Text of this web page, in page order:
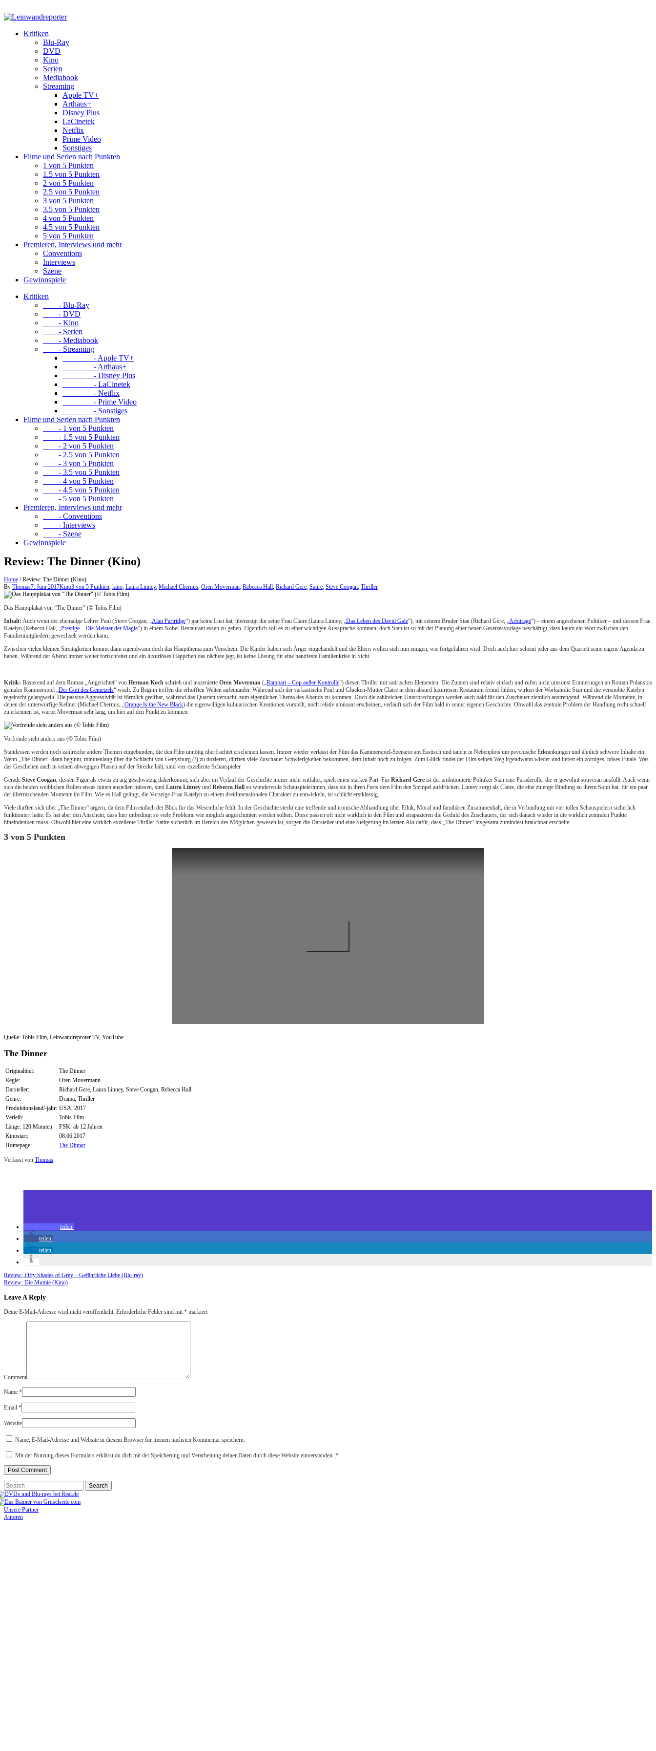
Kritiken
Blu-Ray
DVD
Kino
Serien
Mediabook
Streaming
Apple TV+
Arthaus+
Disney Plus
LaCinetek
Netflix
Prime Video
Sonstiges
Filme und Serien nach Punkten
1 von 5 Punkten
1.5 von 5 Punkten
2 von 5 Punkten
2.5 von 5 Punkten
3 von 5 Punkten
3.5 von 5 Punkten
4 von 5 Punkten
4.5 von 5 Punkten
5 von 5 Punkten
Premieren, Interviews und mehr
Conventions
Interviews
Szene
Gewinnspiele
Kritiken
- Blu-Ray
- DVD
- Kino
- Serien
- Mediabook
- Streaming
- Apple TV+
- Arthaus+
- Disney Plus
- LaCinetek
- Netflix
- Prime Video
- Sonstiges
Filme und Serien nach Punkten
- 1 von 5 Punkten
- 1.5 von 5 Punkten
- 2 von 5 Punkten
- 2.5 von 5 Punkten
- 3 von 5 Punkten
- 3.5 von 5 Punkten
- 4 von 5 Punkten
- 4.5 von 5 Punkten
- 5 von 5 Punkten
Premieren, Interviews und mehr
- Conventions
- Interviews
- Szene
Gewinnspiele
Review: The Dinner (Kino)
Home /Review: The Dinner (Kino)
By Thomas7. Juni 2017Kino3 von 5 Punkten, kino, Laura Linney, Michael Chernus, Oren Moverman, Rebecca Hall, Richard Gere, Satire, Steve Coogan, Thriller
Das Hauptplakat von “The Dinner” (© Tobis Film)
Inhalt: Auch wenn der ehemalige Lehrer Paul (Steve Coogan, „Alan Partridge“) gar keine Lust hat, überzeugt ihn seine Frau Claire (Laura Linney, „Das Leben des David Gale“), mit seinem Bruder Stan (Richard Gere, „Arbitrage“) – einem angesehenen Politiker – und dessen Frau
Katelyn (Rebecca Hall, „Prestige – Die Meister der Magie“) in einem Nobel-Restaurant essen zu gehen. Eigentlich soll es zu einer wichtigen Aussprache kommen, doch Stan ist so mit der Planung einer neuen Gesetzesvorlage beschäftigt, dass kaum ein Wort zwischen den
Familienmitgliedern gewechselt werden kann.
Zwischen vielen kleinen Streitigkeiten kommt dann irgendwann doch das Hauptthema zum Vorschein: Die Kinder haben sich Ärger eingehandelt und die Eltern wollen sich nun einigen, wie fortgefahren wird. Doch auch hier scheint jeder aus dem Quartett seine eigene Agenda zu
haben. Während der Abend immer weiter fortschreitet und ein luxuriöses Häppchen das nächste jagt, ist keine Lösung für eine handfeste Familienkrise in Sicht.
Kritik: Basierend auf dem Roman „Angerichtet“ von Herman Koch schrieb und inszenierte Oren Moverman („Rampart – Cop außer Kontrolle“) diesen Thriller mit satirischen Elementen. Die Zutaten sind relativ einfach und rufen nicht umsonst Erinnerungen an Roman Polanskis
geniales Kammerspiel „Der Gott des Gemetzels“ wach. Zu Beginn treffen die erhofften Welten aufeinander. Während sich der sarkastische Paul und Glucken-Mutter Claire in dem absurd luxuriösen Restaurant fremd fühlen, wirken der Workaholic Stan und die versnobte Katelyn
regelrecht gelangweilt. Die passive Aggressivität ist förmlich greifbar, während das Quartett versucht, zum eigentlichen Thema des Abends zu kommen. Doch die zahlreichen Unterbrechungen werden auch bald für den Zuschauer ziemlich anstrengend. Während die Momente, in
denen der unterwürfige Kellner (Michael Chernus, „Orange Is the New Black) die eigenwilligen kulinarischen Kreationen vorstellt, noch relativ amüsant erscheinen, verläuft sich der Film bald in seiner eigenen Geschichte. Obwohl das zentrale Problem der Handlung recht schnell
zu erkennen ist, wartet Moverman sehr lang, um hier auf den Punkt zu kommen.
Vorfreude sieht anders aus (© Tobis Film)
Stattdessen werden noch zahlreiche andere Themen eingebunden, die den Film unnötig überfrachtet erscheinen lassen. Immer wieder verlässt der Film das Kammerspiel-Szenario am Esstisch und taucht in Nebenplots um psychische Erkrankungen und ähnlich schwere Inhalte ein.
Wenn „The Dinner“ dann beginnt, minutenlang über die Schlacht von Gettysburg (!) zu dozieren, dürften viele Zuschauer Schwierigkeiten bekommen, dem Inhalt noch zu folgen. Zum Glück findet der Film seinen Weg irgendwann wieder und liefert ein zorniges, böses Finale. Was
das Geschehen auch in seinen abwegigen Phasen auf der Strecke hält, sind vier exzellente Schauspieler.
Gerade Steve Coogan, dessen Figur als etwas zu arg geschwätzig daherkommt, sich aber im Verlauf der Geschichte immer mehr entfaltet, spielt einen starken Part. Für Richard Gere ist der ambitionierte Politiker Stan eine Paraderolle, die er gewohnt souverän ausfüllt. Auch wenn
sich die beiden weiblichen Rollen etwas hinten anstellen müssen, sind Laura Linney und Rebecca Hall so wundervolle Schauspielerinnen, dass sie in ihren Parts dem Film den Stempel aufdrücken. Linney sorgt als Claire, die eine zu enge Bindung zu ihrem Sohn hat, für ein paar
der überraschenden Momente im Film. Wie es Hall gelingt, die Vorzeige-Frau Katelyn zu einem dreidimensionalen Charakter zu entwickeln, ist schlicht erstklassig.
Viele dürften sich über „The Dinner“ ärgern, da dem Film einfach der Blick für das Wesentliche fehlt. In der Geschichte steckt eine treffende und ironische Abhandlung über Ethik, Moral und familiären Zusammenhalt, die in Verbindung mit vier tollen Schauspielern sicherlich
funktioniert hätte. Es hat aber den Anschein, dass hier unbedingt so viele Probleme wie möglich angeschnitten werden sollten. Diese passen oft nicht wirklich in den Film und strapazieren die Geduld des Zuschauers, der sich danach wieder in die wirklich zentralen Punkte
hineindenken muss. Obwohl hier eine wirklich exzellente Thriller-Satire sicherlich im Bereich des Möglichen gewesen ist, sorgen die Darsteller und eine Steigerung im letzten Akt dafür, dass „The Dinner“ insgesamt zumindest brauchbar erscheint.
3 von 5 Punkten
Quelle: Tobis Film, Leinwandreproter TV, YouTube
The Dinner
Originaltitel:
The Dinner
Regie:
Oren Movermann
Darsteller:
Richard Gere, Laura Linney, Steve Coogan, Rebecca Hall
Genre:
Drama, Thriller
Produktionsland/-jahr: USA, 2017
Verleih:
Tobis Film
Länge: 120 Minuten
FSK: ab 12 Jahren
Kinostart:
08.06.2017
Homepage:
The Dinner
Verfasst von Thomas.
teilen
teilen
teilen
Review: Fifty Shades of Grey – Gefährliche Liebe (Blu-ray)
Review: Die Mumie (Kino)
Leave A Reply
Deine E-Mail-Adresse wird nicht veröffentlicht. Erforderliche Felder sind mit * markiert
Comment
Name *
Email *
Website
Name, E-Mail-Adresse und Website in diesem Browser für meinen nächsten Kommentar speichern.
Mit der Nutzung dieses Formulars erklärst du dich mit der Speicherung und Verarbeitung deiner Daten durch diese Website einverstanden. *
Unsere Partner
Autoren